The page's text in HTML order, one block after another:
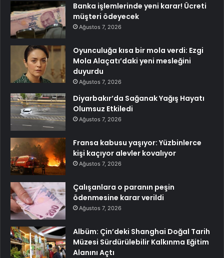
Banka işlemlerinde yeni karar! Ücreti
müşteri ödeyecek
Ağustos 7, 2026
Oyunculuğa kısa bir mola verdi: Ezgi
Mola Alaçatı’daki yeni mesleğini
duyurdu
Ağustos 7, 2026
Diyarbakır’da Sağanak Yağış Hayatı
Olumsuz Etkiledi
Ağustos 7, 2026
Fransa kabusu yaşıyor: Yüzbinlerce
kişi kaçıyor alevler kovalıyor
Ağustos 7, 2026
Çalışanlara o paranın peşin
ödenmesine karar verildi
Ağustos 7, 2026
Albüm: Çin’deki Shanghai Doğal Tarih
Müzesi Sürdürülebilir Kalkınma Eğitim
Alanını Açtı